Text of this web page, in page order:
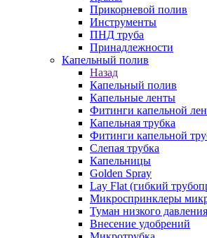
Прикорневой полив
Инструменты
ПНД труба
Принадлежности
Капельный полив
Назад
Капельный полив
Капельные ленты
Фитинги капельной
Капельная трубка
Фитинги капельной
Слепая трубка
Капельницы
Golden Spray
Lay Flat (гибкий
Микроспринклеры
Туман низкого давления
Внесение удобрений